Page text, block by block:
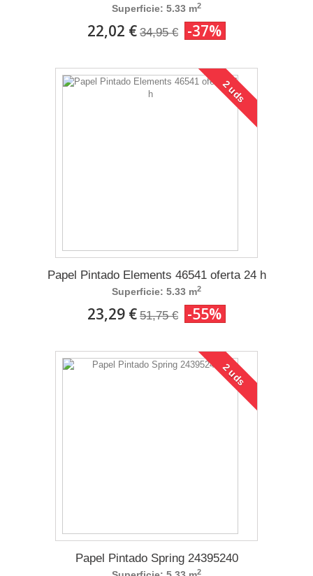
Superficie: 5.33 m2
22,02 € 34,95 € -37%
2 uds
Papel Pintado Elements 46541 oferta 24 h
Superficie: 5.33 m2
23,29 € 51,75 € -55%
2 uds
Papel Pintado Spring 24395240
2